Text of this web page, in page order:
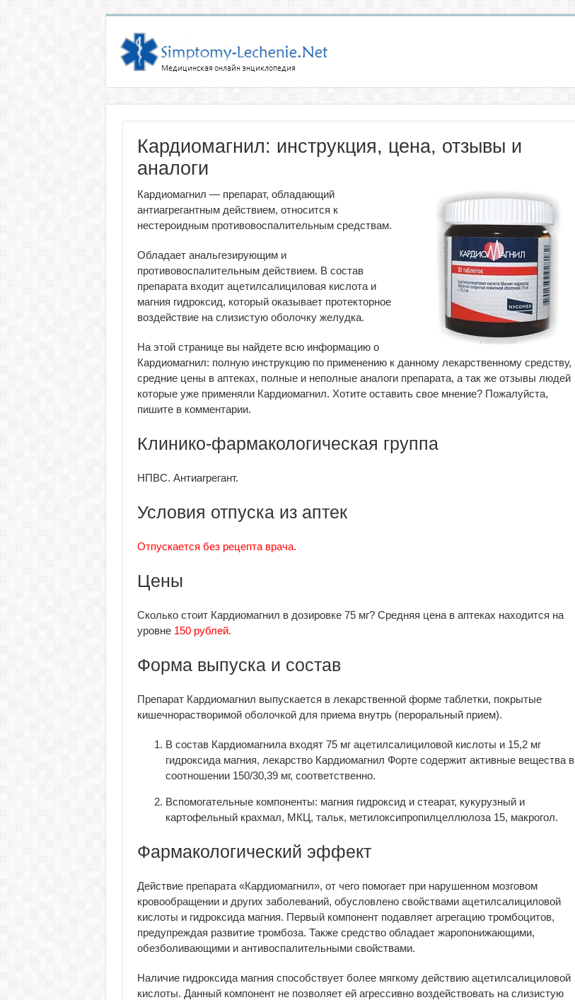
Кардиомагнил: инструкция, цена, отзывы и
аналоги
Кардиомагнил — препарат, обладающий
антиагрегантным действием, относится к
нестероидным противовоспалительным средствам.
Обладает анальгезирующим и
противовоспалительным действием. В состав
препарата входит ацетилсалициловая кислота и
магния гидроксид, который оказывает протекторное
воздействие на слизистую оболочку желудка.
На этой странице вы найдете всю информацию о
Кардиомагнил: полную инструкцию по применению к данному лекарственному средству,
средние цены в аптеках, полные и неполные аналоги препарата, а так же отзывы людей
которые уже применяли Кардиомагнил. Хотите оставить свое мнение? Пожалуйста,
пишите в комментарии.
Клинико-фармакологическая группа
НПВС. Антиагрегант.
Условия отпуска из аптек
Отпускается без рецепта врача.
Цены
Сколько стоит Кардиомагнил в дозировке 75 мг? Средняя цена в аптеках находится на
уровне 150 рублей.
Форма выпуска и состав
Препарат Кардиомагнил выпускается в лекарственной форме таблетки, покрытые
кишечнорастворимой оболочкой для приема внутрь (пероральный прием).
В состав Кардиомагнила входят 75 мг ацетилсалициловой кислоты и 15,2 мг
гидроксида магния, лекарство Кардиомагнил Форте содержит активные вещества в
соотношении 150/30,39 мг, соответственно.
Вспомогательные компоненты: магния гидроксид и стеарат, кукурузный и
картофельный крахмал, МКЦ, тальк, метилоксипропилцеллюлоза 15, макрогол.
Фармакологический эффект
Действие препарата «Кардиомагнил», от чего помогает при нарушенном мозговом
кровообращении и других заболеваний, обусловлено свойствами ацетилсалициловой
кислоты и гидроксида магния. Первый компонент подавляет агрегацию тромбоцитов,
предупреждая развитие тромбоза. Также средство обладает жаропонижающими,
обезболивающими и антивоспалительными свойствами.
Наличие гидроксида магния способствует более мягкому действию ацетилсалициловой
кислоты. Данный компонент не позволяет ей агрессивно воздействовать на слизистую